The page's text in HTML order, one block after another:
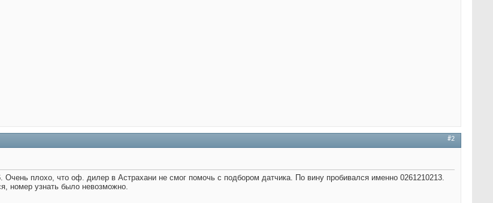
#2
Очень плохо, что оф. дилер в Астрахани не смог помочь с подбором датчика. По вину пробивался именно 0261210213.
номер узнать было невозможно.